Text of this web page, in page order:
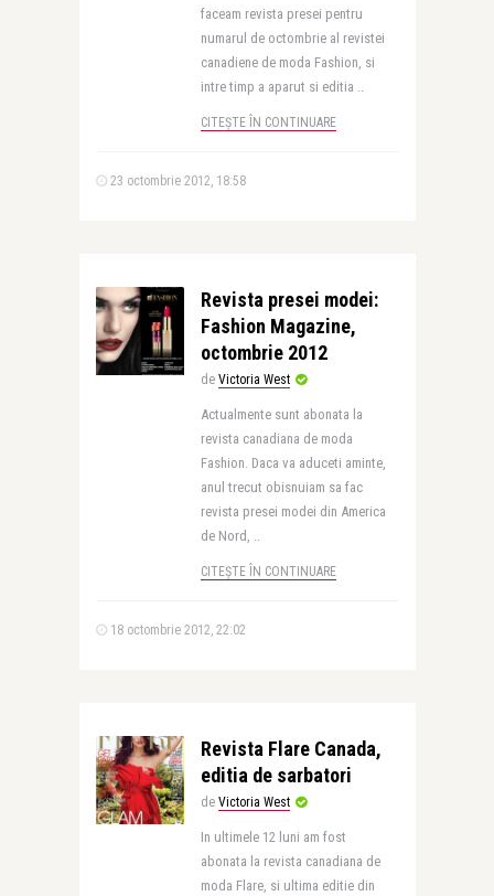
faceam revista presei pentru
numarul de octombrie al revistei
canadiene de moda Fashion, si
intre timp a aparut si editia ..
CITEȘTE ÎN CONTINUARE
23 octombrie 2012, 18:58
Revista presei modei:
Fashion Magazine,
octombrie 2012
de Victoria West
Actualmente sunt abonata la
revista canadiana de moda
Fashion. Daca va aduceti aminte,
anul trecut obisnuiam sa fac
revista presei modei din America
de Nord, ..
CITEȘTE ÎN CONTINUARE
18 octombrie 2012, 22:02
Revista Flare Canada,
editia de sarbatori
de Victoria West
In ultimele 12 luni am fost
abonata la revista canadiana de
moda Flare, si ultima editie din